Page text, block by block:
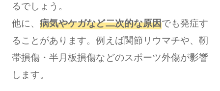
るでしょう。
他に、病気やケガなど二次的な原因でも発症す
ることがあります。例えば関節リウマチや、靭
帯損傷・半月板損傷などのスポーツ外傷が影響
します。